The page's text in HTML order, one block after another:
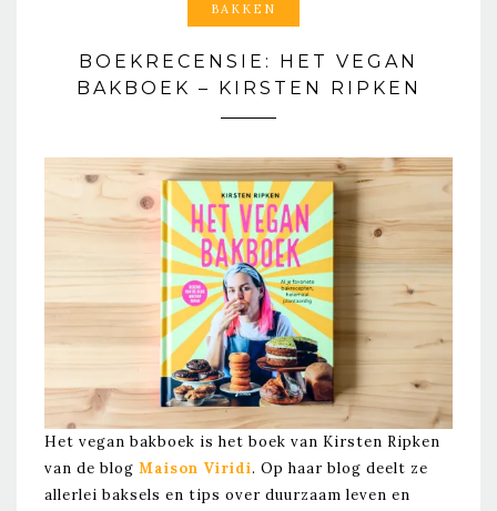
BAKKEN
BOEKRECENSIE: HET VEGAN
BAKBOEK – KIRSTEN RIPKEN
Het vegan bakboek is het boek van Kirsten Ripken
van de blog Maison Viridi. Op haar blog deelt ze
allerlei baksels en tips over duurzaam leven en